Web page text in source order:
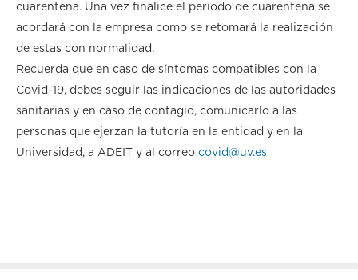
cuarentena. Una vez finalice el periodo de cuarentena se
acordará con la empresa como se retomará la realización
de estas con normalidad.
Recuerda que en caso de síntomas compatibles con la
Covid-19, debes seguir las indicaciones de las autoridades
sanitarias y en caso de contagio, comunicarlo a las
personas que ejerzan la tutoría en la entidad y en la
Universidad, a ADEIT y al correo covid@uv.es